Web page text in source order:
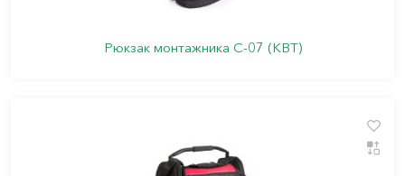
Рюкзак монтажника С-07 (КВТ)